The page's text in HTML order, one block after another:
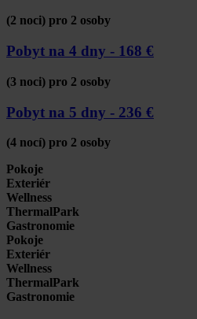
(2 noci) pro 2 osoby
Pobyt na 4 dny - 168 €
(3 noci) pro 2 osoby
Pobyt na 5 dny - 236 €
(4 nocí) pro 2 osoby
Pokoje
Exteriér
Wellness
ThermalPark
Gastronomie
Pokoje
Exteriér
Wellness
ThermalPark
Gastronomie